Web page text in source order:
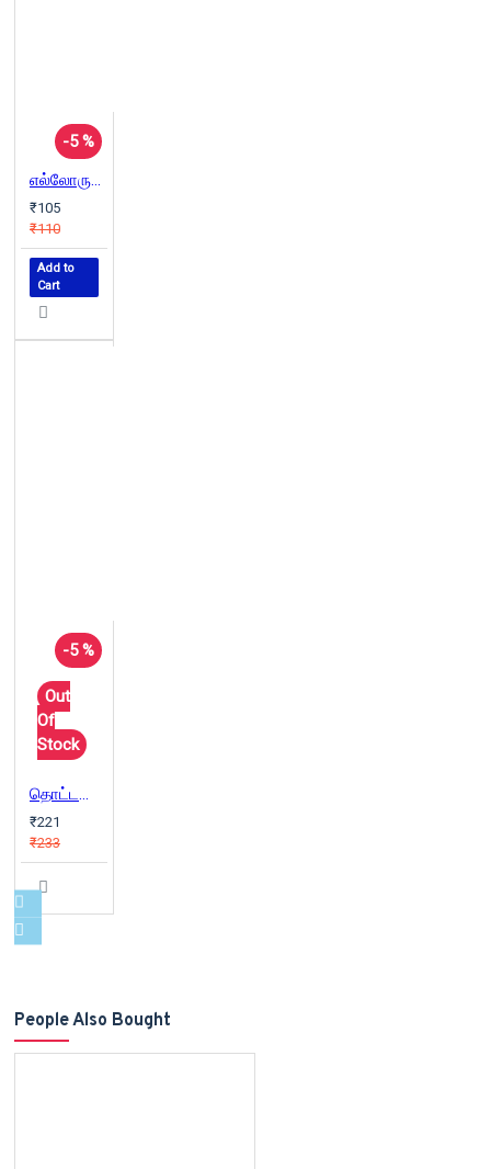
-5 %
எல்லோருக்கும் ஏற்ற வியாபாரம்
₹105
₹110
Add to
Cart
-5 %
Out
Of
Stock
தொட்டதெல்லாம் பொன்னாகும்
₹221
₹233
People Also Bought